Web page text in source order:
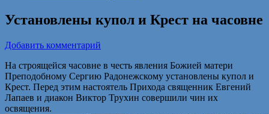
Установлены купол и Крест на часовне
Добавить комментарий
На строящейся часовне в честь явления Божией матери
Преподобному Сергию Радонежскому установлены купол и
Крест. Перед этим настоятель Прихода священник Евгений
Лапаев и диакон Виктор Трухин совершили чин их
освящения.